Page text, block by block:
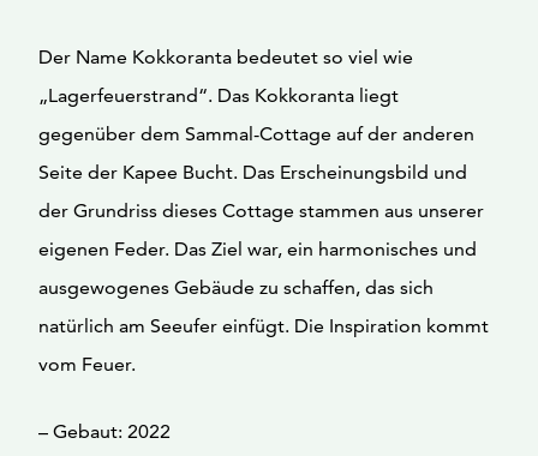
Der Name Kokkoranta bedeutet so viel wie
„Lagerfeuerstrand“. Das Kokkoranta liegt
gegenüber dem Sammal-Cottage auf der anderen
Seite der Kapee Bucht. Das Erscheinungsbild und
der Grundriss dieses Cottage stammen aus unserer
eigenen Feder. Das Ziel war, ein harmonisches und
ausgewogenes Gebäude zu schaffen, das sich
natürlich am Seeufer einfügt. Die Inspiration kommt
vom Feuer.
– Gebaut: 2022